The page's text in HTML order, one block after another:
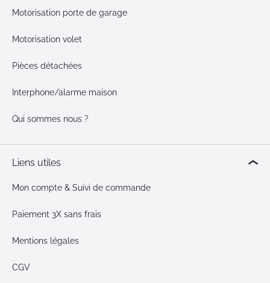
Motorisation porte de garage
Motorisation volet
Pièces détachées
Interphone/alarme maison
Qui sommes nous ?
Liens utiles
Mon compte & Suivi de commande
Paiement 3X sans frais
Mentions légales
CGV